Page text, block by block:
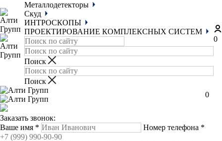
Металлодетекторы
Скуд
ИНТРОСКОПЫ
ПРОЕКТИРОВАНИЕ КОМПЛЕКСНЫХ СИСТЕМ
0
0
Заказать звонок:
Ваше имя * Номер телефона *